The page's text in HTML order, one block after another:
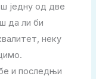
једну од две
да ли би
неку
и последњи